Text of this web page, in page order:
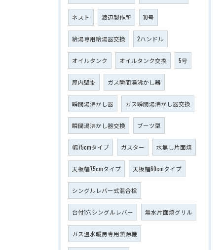
ネスト 渡辺製作所 10号
給湯専用給湯器交換 2ハンドル
オイルタンク オイルタンク交換 5号
屋内壁掛 ガス瞬間湯沸かし器
瞬間湯沸かし器 ガス瞬間湯沸かし器交換
瞬間湯沸かし器交換 ブーツ型
幅75cmタイプ ガスター 水無し片面焼
天板幅75cmタイプ 天板幅60cmタイプ
シングルレバー式混合栓
台付1穴シングルレバー 無水片面焼グリル
ガス温水暖房専用熱源機